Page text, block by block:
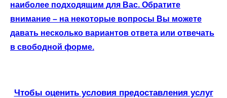
наиболее подходящим для Вас. Обратите
внимание – на некоторые вопросы Вы можете
давать несколько вариантов ответа или отвечать
в свободной форме.
Чтобы оценить условия предоставления услуг